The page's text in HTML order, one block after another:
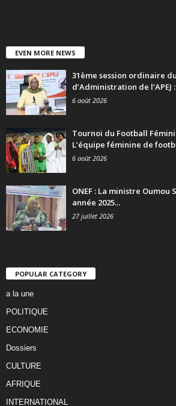
EVEN MORE NEWS
31ème session ordinaire
d’Administration de
6 août 2026
Tournoi du Football
L’équipe féminine de
6 août 2026
ONEF : La ministre Oumou
année 2025...
27 juillet 2026
POPULAR CATEGORY
a la une
POLITIQUE
ECONOMIE
Dossiers
CULTURE
AFRIQUE
INTERNATIONAL